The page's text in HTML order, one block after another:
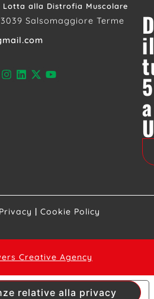
Lotta alla Distrofia Muscolare
Salsomaggiore Terme
a
| Cookie Policy
Creative Agency
relative alla privacy